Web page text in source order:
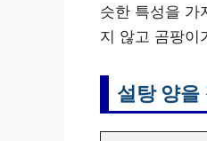
슷한 특성을 가
지 않고 곰팡이
설탕 양을